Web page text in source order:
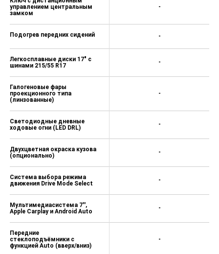
управлением центральным
замком
Подогрев передних сидений
Легкосплавные диски 17" с
шинами 215/55 R17
Галогеновые фары
проекционного типа
(линзованные)
Светодиодные дневные
ходовые огни (LED DRL)
Двухцветная окраска кузова
(опционально)
Система выбора режима
движения Drive Mode Select
Мультимедиасистема 7'',
Apple Carplay и Android Auto
Передние
стеклоподъёмники с
функцией Auto (вверх/вниз)
-
-
-
-
-
-
-
-
-